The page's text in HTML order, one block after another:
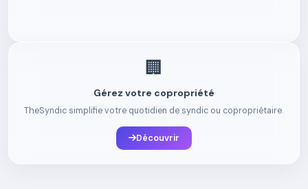
🏢
Gérez votre copropriété
TheSyndic simplifie votre quotidien de syndic ou copropriétaire.
Découvrir